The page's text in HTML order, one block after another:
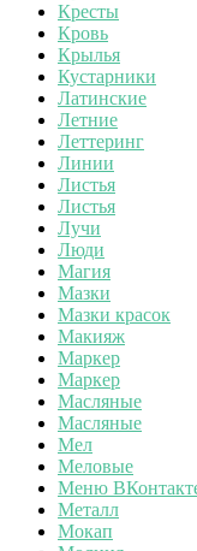
Кресты
Кровь
Крылья
Кустарники
Латинские
Летние
Леттеринг
Линии
Листья
Листья
Лучи
Люди
Магия
Мазки
Мазки красок
Макияж
Маркер
Маркер
Масляные
Масляные
Мел
Меловые
Меню
Металл
Мокап